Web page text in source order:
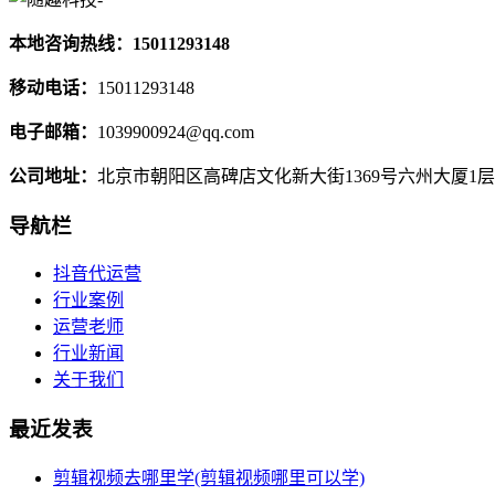
本地咨询热线：15011293148
移动电话： 15011293148
电子邮箱： 1039900924@qq.com
公司地址： 北京市朝阳区高碑店文化新大街1369号六州大厦1
导航栏
抖音代运营
行业案例
运营老师
行业新闻
关于我们
最近发表
剪辑视频去哪里学(剪辑视频哪里可以学)